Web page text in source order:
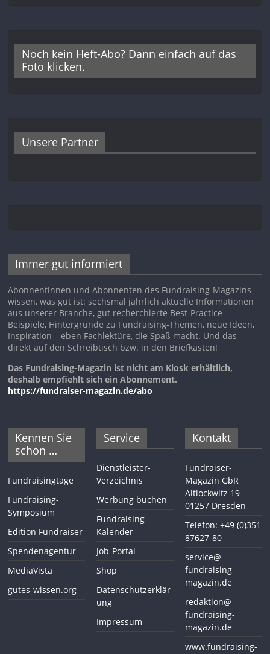
Noch kein Heft-Abo? Dann einfach auf das
Foto klicken.
Unsere Partner
Immer gut informiert
Abonnentinnen und Abonnenten des Fundraising-Magazins
wissen, was gut ist: sechsmal jährlich aktuelle Informationen
aus unserer Branche, gut recherchierte Best-Practice-
Beispiele, Hintergründe zu Fundraising-Themen, neue Ideen,
Inspiration – eben Fachlektüre, die Spaß macht. Und das
direkt auf den Schreibtisch bzw. in den Briefkasten!
Das Fundraising-Magazin ist nicht am Kiosk erhältlich,
deshalb empfiehlt sich ein Abonnement.
https://fundraiser-magazin.de/abo
Kennen Sie
schon …
Fundraisingtage
Fundraising-
Symposium
Edition Fundraiser
Spendenagentur
MediaVista
gutes-wissen.org
Service
Dienstleister-
Verzeichnis
Werbung buchen
Fundraising-
Kalender
Job-Portal
Shop
Datenschutzerklär
ung
Impressum
Kontakt
Fundraiser-
Magazin GbR
Altlockwitz 19
01257 Dresden
Telefon: +49 (0)351
87627-80
service@
fundraising-
magazin.de
redaktion@
fundraising-
magazin.de
www.fundraising-